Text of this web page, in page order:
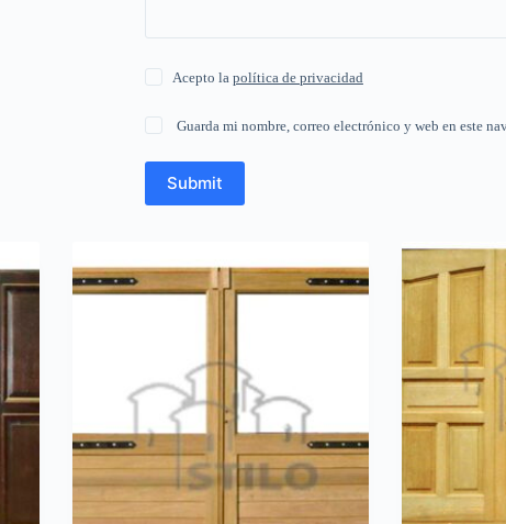
Acepto la política de privacidad
Guarda mi nombre, correo electrónico y web en este
Submit